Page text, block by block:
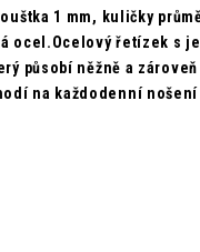
1 mm, kuličky
ocel.Ocelový řetízek s
působí něžně a
na každodenní